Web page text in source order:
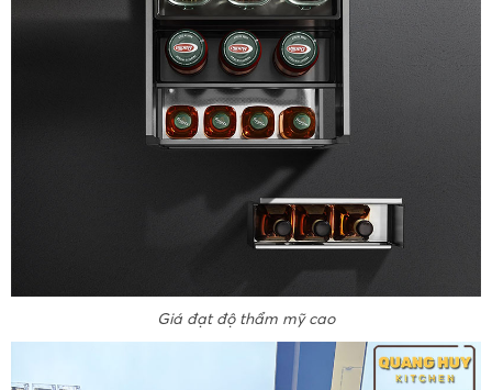
Giá đạt độ thẩm mỹ cao